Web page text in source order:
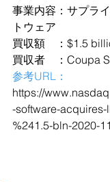
事業内容：サプラ
トウェア
買収額　：$1.5
買収者　：Coupa
参考URL：
https://
-software-
%241.5-bln-2020-